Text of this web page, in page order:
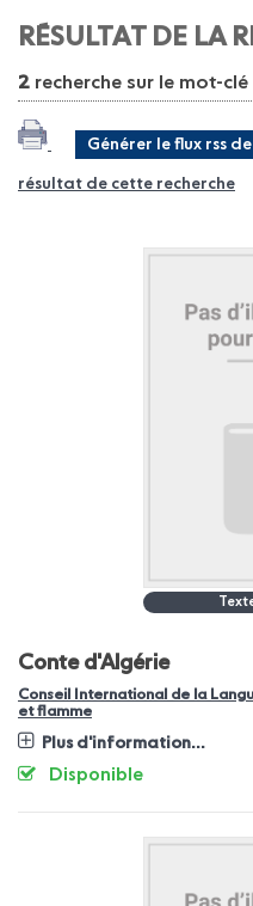
RÉSULTAT DE LA
2 recherche sur le mot-clé
Générer le flux rss
résultat de cette recherche
Conte d'Algérie
Conseil International de la
et flamme
Plus d'information...
Disponible